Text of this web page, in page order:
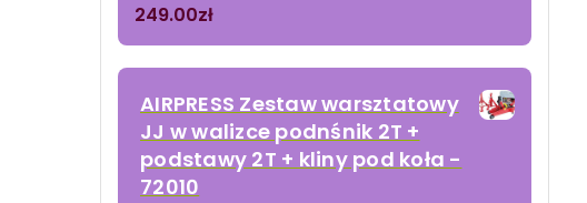
249.00zł
AIRPRESS Zestaw warsztatowy
JJ w walizce podnśnik 2T +
podstawy 2T + kliny pod koła -
72010